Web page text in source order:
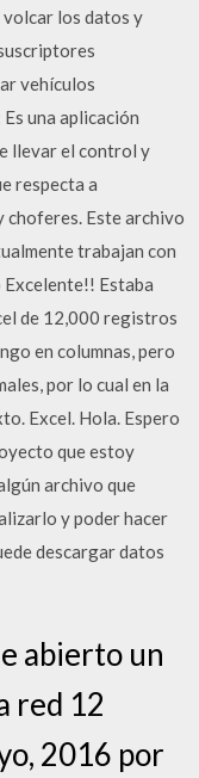
volcar los datos y
vehículos
una aplicación
llevar el control y
respecta a
choferes. Este archivo
trabajan con
Estaba
de 12,000 registros
en columnas, pero
por lo cual en la
Excel. Hola. Espero
que estoy
archivo que
y poder hacer
descargar datos
abierto un
red 12
2016 por